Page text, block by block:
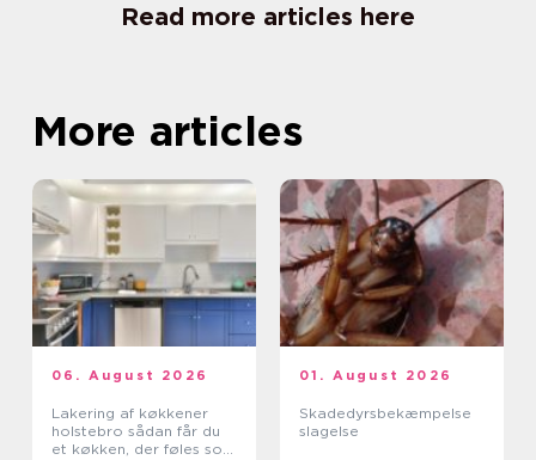
Read more articles here
More articles
06. August 2026
Lakering af køkkener
holstebro sådan får du
et køkken, der føles som
01. August 2026
Skadedyrsbekæmpelse
slagelse